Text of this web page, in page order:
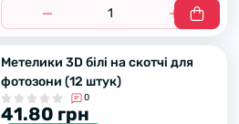
Метелики 3D білі на скотчі для
фотозони (12 штук)
0
41.80 грн